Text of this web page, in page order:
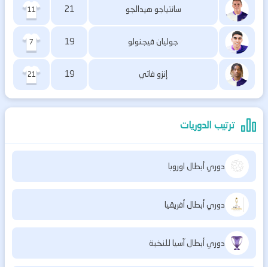
سانتياجو هيدالجو 21
11
جوليان فيجنولو 19
7
إنزو فاتي 19
21
ترتيب الدوريات
دوري أبطال اوروبا
دوري أبطال أفريقيا
دوري أبطال آسيا للنخبة